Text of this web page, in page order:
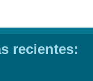
recientes: